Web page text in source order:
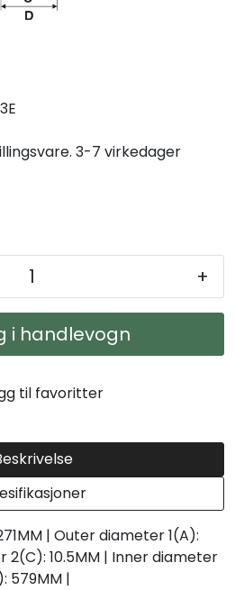
3-7 virkedager
+
i handlevogn
til favoritter
| Outer diameter 1(A):
2(C): 10.5MM | Inner diameter
579MM |